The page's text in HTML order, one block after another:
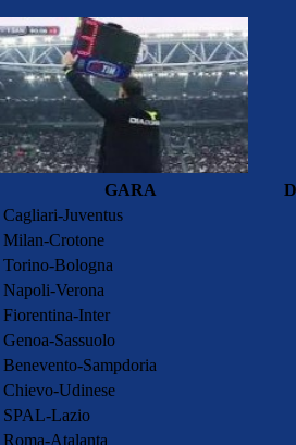
GARA
Cagliari-Juventus
Milan-Crotone
Torino-Bologna
Napoli-Verona
Fiorentina-Inter
Genoa-Sassuolo
Benevento-Sampdoria
Chievo-Udinese
SPAL-Lazio
Roma-Atalanta